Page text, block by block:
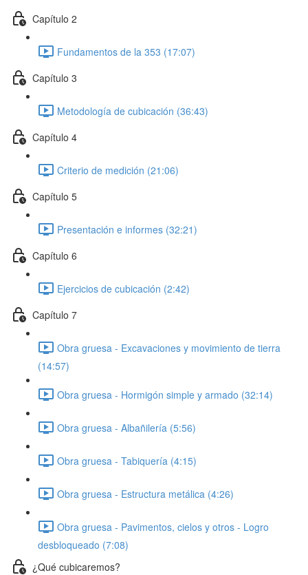
Capítulo 2
Fundamentos de la 353 (17:07)
Capítulo 3
Metodología de cubicación (36:43)
Capítulo 4
Criterio de medición (21:06)
Capítulo 5
Presentación e informes (32:21)
Capítulo 6
Ejercicios de cubicación (2:42)
Capítulo 7
Obra gruesa - Excavaciones y movimiento de tierra
(14:57)
Obra gruesa - Hormigón simple y armado (32:14)
Obra gruesa - Albañilería (5:56)
Obra gruesa - Tabiquería (4:15)
Obra gruesa - Estructura metálica (4:26)
Obra gruesa - Pavimentos, cielos y otros - Logro
desbloqueado (7:08)
¿Qué cubicaremos?